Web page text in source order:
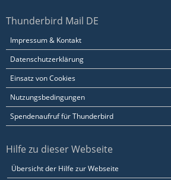
Thunderbird Mail DE
Impressum & Kontakt
Datenschutzerklärung
Einsatz von Cookies
Nutzungsbedingungen
Spendenaufruf für Thunderbird
Hilfe zu dieser Webseite
Übersicht der Hilfe zur Webseite